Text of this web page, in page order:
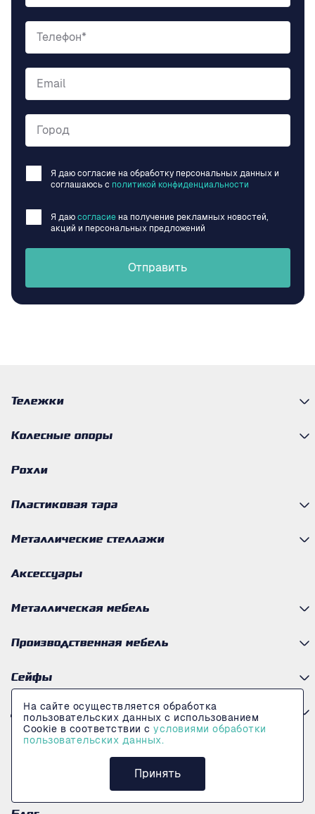
Телефон*
Email
Город
Я даю согласие на обработку персональных данных и
соглашаюсь c политикой конфиденциальности
Я даю согласиена получение рекламных новостей,
акций и персональных предложений
Отправить
Тележки
Колесные опоры
Рохли
Пластиковая тара
Металлические стеллажи
Аксессуары
Металлическая мебель
Производственная мебель
Сейфы
Другая продукция
На сайте осуществляется обработка
пользовательских данных с использованием
Cookie в соответствии с условиями обработки
пользовательских данных.
Принять